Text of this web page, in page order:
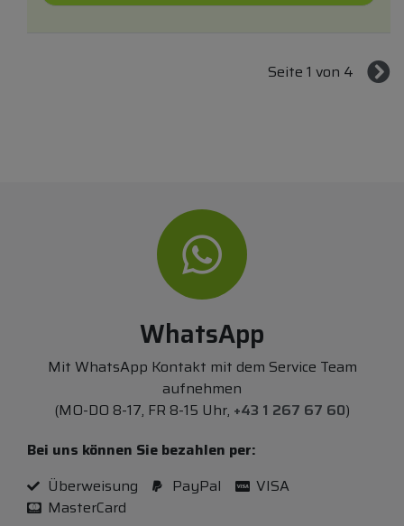
Seite 1 von 4
WhatsApp
Mit WhatsApp Kontakt mit dem Service Team
aufnehmen
(MO-DO 8-17, FR 8-15 Uhr, +43 1 267 67 60)
Bei uns können Sie bezahlen per:
Überweisung
PayPal
VISA
MasterCard